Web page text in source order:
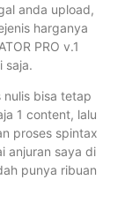
anda upload,
harganya
PRO v.1
saja.
nulis bisa tetap
1 content, lalu
proses spintax
anjuran saya di
punya ribuan